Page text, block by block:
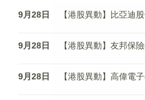
9月28日 【港股異動】比亞迪
9月28日 【港股異動】友邦保
9月28日 【港股異動】高偉電